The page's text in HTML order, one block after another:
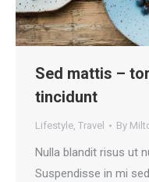
Sed mattis –
tincidunt
Lifestyle, Travel By
Nulla blandit risus ut
Suspendisse in mi